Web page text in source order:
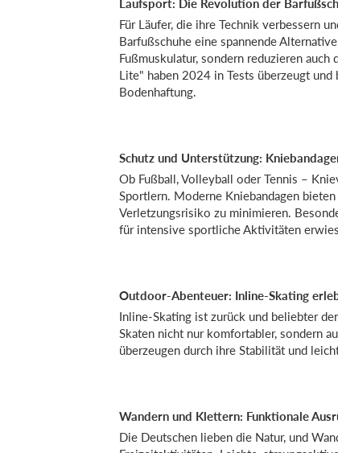
Laufsport: Die Revolution der
Für Läufer, die ihre Technik verbessern
Barfußschuhe eine spannende
Fußmuskulatur, sondern reduzieren
Lite" haben 2024 in Tests überzeugt
Bodenhaftung.
Schutz und Unterstützung:
Ob Fußball, Volleyball oder Tennis –
Sportlern. Moderne Kniebandagen
Verletzungsrisiko zu minimieren.
für intensive sportliche Aktivitäten
Outdoor-Abenteuer: Inline-Skating
Inline-Skating ist zurück und beliebter
Skaten nicht nur komfortabler, sondern
überzeugen durch ihre Stabilität und
Wandern und Klettern: Funktionale
Die Deutschen lieben die Natur, und